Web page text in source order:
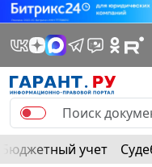
Бюджетный учет